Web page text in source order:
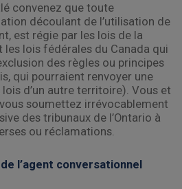
convenez que toute
découlant de l’utilisation de
est régie par les lois de la
les lois fédérales du Canada qui
des règles ou principes
qui pourraient renvoyer une
d’un autre territoire). Vous et
soumettez irrévocablement
des tribunaux de l’Ontario à
ou réclamations.
l’agent conversationnel